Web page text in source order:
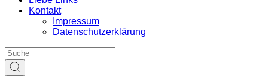
Kontakt
Impressum
Datenschutzerklärung